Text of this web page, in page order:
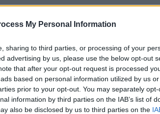
My Personal Information
sharing to third parties, or processing of your
advertising by us, please use the below opt-out
that after your opt-out request is processed
based on personal information utilized by us
prior to your opt-out. You may separately
information by third parties on the IAB’s list of
also be disclosed by us to third parties on the
vyloženě štěstí. Pravděpodobně
„Nejprve prohledal přízemí obydlí, ale
ho nakonec zaujaly knihy od Aloise
příbramská policejní mluvčí Monika
zaplacení pronesl přes pokladnu